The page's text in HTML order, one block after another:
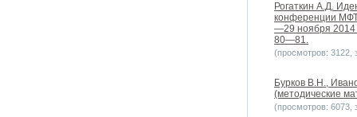
Рогаткин А.Д.
конференции
—29 ноября 2014
80—81.
(просмотров: 3122,
Бурков В.Н.,
(методические
(просмотров: 6073,